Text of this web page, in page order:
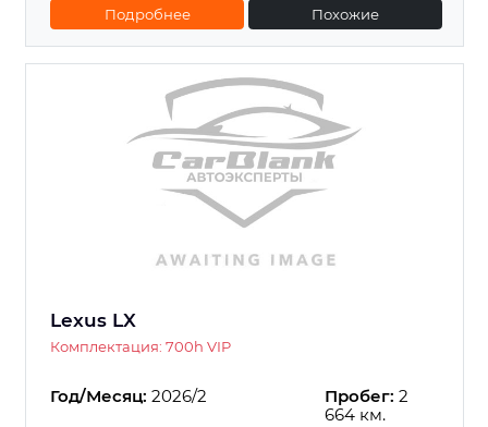
Подробнее Похожие
Lexus LX
Комплектация: 700h VIP
Год/Месяц: 2026/2 Пробег: 2
664 км.